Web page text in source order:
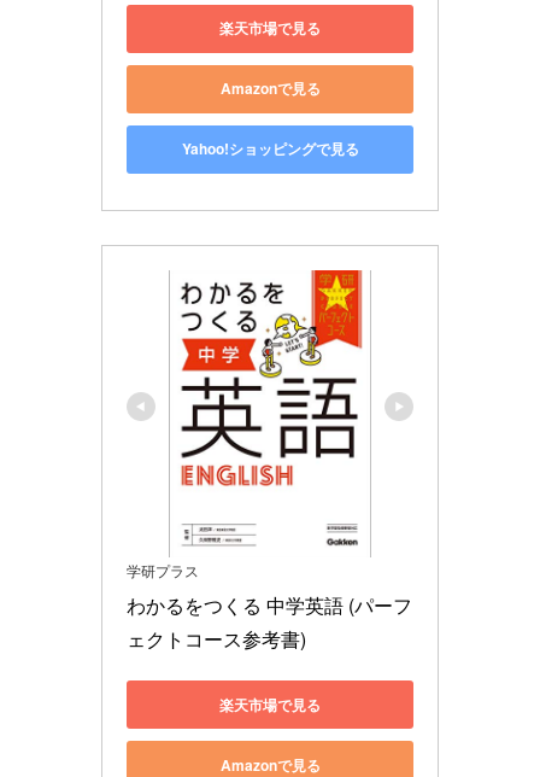
楽天市場で見る
Amazonで見る
Yahoo!ショッピングで見る
学研プラス
わかるをつくる 中学英語 (パーフ
ェクトコース参考書)
楽天市場で見る
Amazonで見る